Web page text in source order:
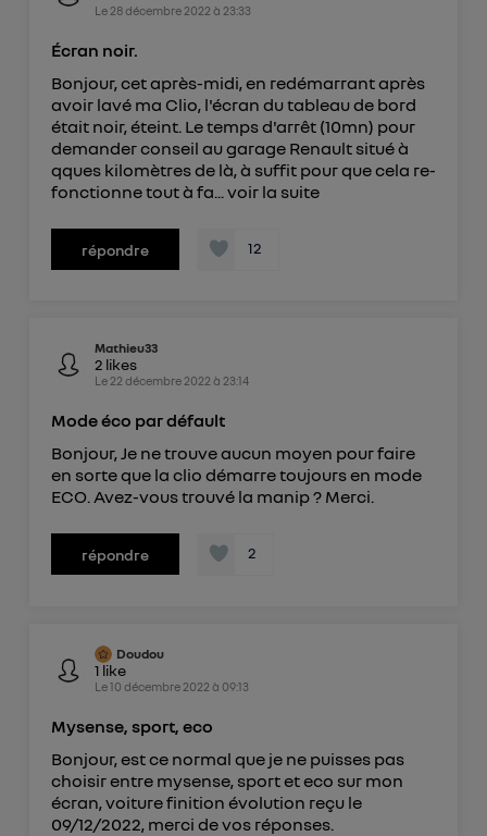
Le 28 décembre 2022 à 23:33
Écran noir.
Bonjour, cet après-midi, en redémarrant après
avoir lavé ma Clio, l'écran du tableau de bord
était noir, éteint. Le temps d'arrêt (10mn) pour
demander conseil au garage Renault situé à
qques kilomètres de là, à suffit pour que cela re-
fonctionne tout à fa... voir la suite
répondre 12
Mathieu33
2 likes
Le 22 décembre 2022 à 23:14
Mode éco par défault
Bonjour, Je ne trouve aucun moyen pour faire
en sorte que la clio démarre toujours en mode
ECO. Avez-vous trouvé la manip ? Merci.
répondre 2
Doudou
1 like
Le10 décembre 2022 à 09:13
Mysense, sport, eco
Bonjour, est ce normal que je ne puisses pas
choisir entre mysense, sport et eco sur mon
écran, voiture finition évolution reçu le
09/12/2022, merci de vos réponses.